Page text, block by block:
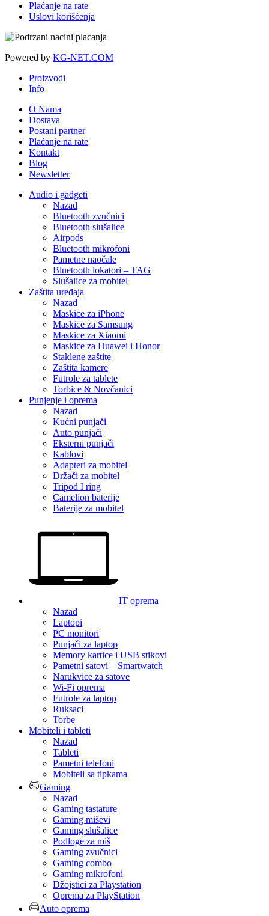
Plaćanje na rate
Uslovi korišćenja
Powered by KG-NET.COM
Proizvodi
Info
O Nama
Dostava
Postani partner
Plaćanje na rate
Kontakt
Blog
Newsletter
Audio i gadgeti
Nazad
Bluetooth zvučnici
Bluetooth slušalice
Airpods
Bluetooth mikrofoni
Pametne naočale
Bluetooth lokatori – TAG
Slušalice za mobitel
Zaštita uređaja
Nazad
Maskice za iPhone
Maskice za Samsung
Maskice za Xiaomi
Maskice za Huawei i Honor
Staklene zaštite
Zaštita kamere
Futrole za tablete
Torbice & Novčanici
Punjenje i oprema
Nazad
Kućni punjači
Auto punjači
Eksterni punjači
Kablovi
Adapteri za mobitel
Držači za mobitel
Tripod I ring
Camelion baterije
Baterije za mobitel
IT oprema
Nazad
Laptopi
PC monitori
Punjači za laptop
Memory kartice i USB stikovi
Pametni satovi – Smartwatch
Narukvice za satove
Wi-Fi oprema
Futrole za laptop
Ruksaci
Torbe
Mobiteli i tableti
Nazad
Tableti
Pametni telefoni
Mobiteli sa tipkama
Gaming
Nazad
Gaming tastature
Gaming miševi
Gaming slušalice
Podloge za miš
Gaming zvučnici
Gaming combo
Gaming mikrofoni
Džojstici za Playstation
Oprema za PlayStation
Auto oprema